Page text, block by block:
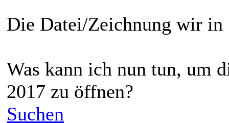
Die Datei/Zeichnung wir in
Was kann ich nun tun, um
2017 zu öffnen?
Suchen